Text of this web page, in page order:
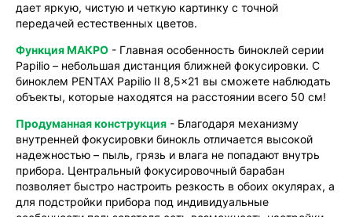
дает яркую, чистую и четкую картинку с точной
передачей естественных цветов.
Функция МАКРО - Главная особенность биноклей серии
Papilio – небольшая дистанция ближней фокусировки. С
биноклем PENTAX Papilio II 8,5x21 вы сможете наблюдать
объекты, которые находятся на расстоянии всего 50 см!
Продуманная конструкция - Благодаря механизму
внутренней фокусировки бинокль отличается высокой
надежностью – пыль, грязь и влага не попадают внутрь
прибора. Центральный фокусировочный барабан
позволяет быстро настроить резкость в обоих окулярах, а
для подстройки прибора под индивидуальные